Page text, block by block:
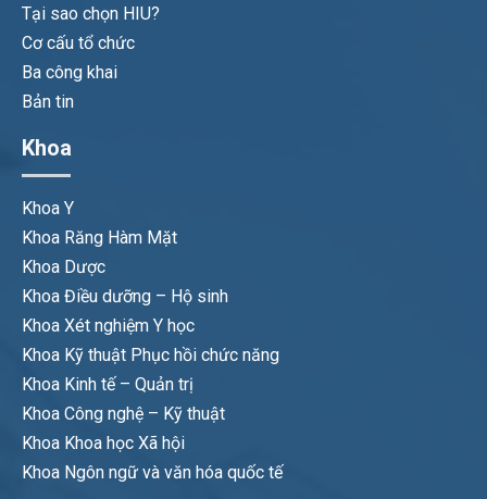
Tại sao chọn HIU?
Cơ cấu tổ chức
Ba công khai
Bản tin
Khoa
Khoa Y
Khoa Răng Hàm Mặt
Khoa Dược
Khoa Điều dưỡng – Hộ sinh
Khoa Xét nghiệm Y học
Khoa Kỹ thuật Phục hồi chức năng
Khoa Kinh tế – Quản trị
Khoa Công nghệ – Kỹ thuật
Khoa Khoa học Xã hội
Khoa Ngôn ngữ và văn hóa quốc tế